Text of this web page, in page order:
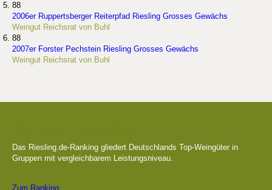
88
2006er Ruppertsberger Reiterpfad Riesling Grosses Gewächs
Weingut Reichsrat von Buhl
88
2007er Forster Pechstein Riesling Grosses Gewächs
Weingut Reichsrat von Buhl
Das Riesling.de-Ranking gliedert Deutschlands Top-Weingüter in
Gruppen mit vergleichbarem Leistungsniveau.
Zum Ranking